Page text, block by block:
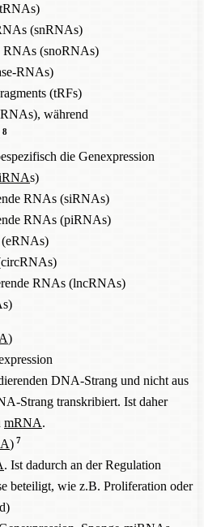
(snRNAs)
RNAs (snoRNAs)
RNAs)
(tRFs)
während
8
die Genexpression
s)
RNAs (siRNAs)
RNAs (piRNAs)
RNAs (lncRNAs)
)
DNA-Strang und nicht aus
Strang transkribiert. Ist daher
mRNA.
) 7
. Ist dadurch an der Regulation
beteiligt, wie z.B. Proliferation oder